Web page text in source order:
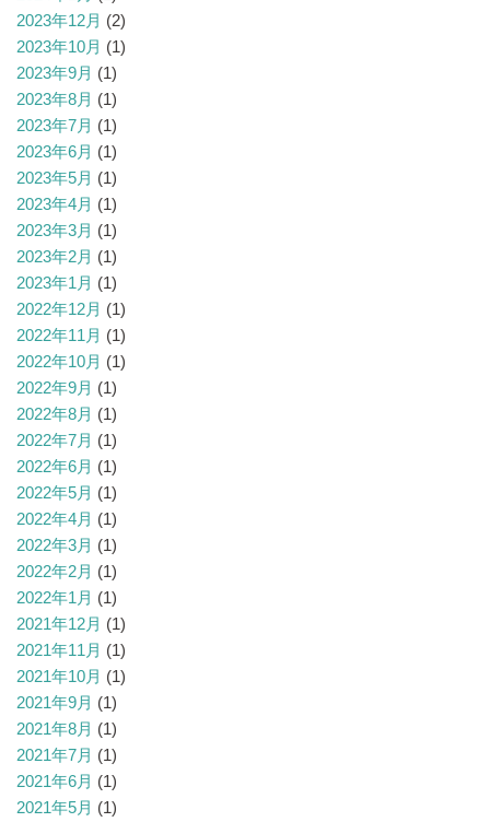
2023年12月 (2)
2023年10月 (1)
2023年9月 (1)
2023年8月 (1)
2023年7月 (1)
2023年6月 (1)
2023年5月 (1)
2023年4月 (1)
2023年3月 (1)
2023年2月 (1)
2023年1月 (1)
2022年12月 (1)
2022年11月 (1)
2022年10月 (1)
2022年9月 (1)
2022年8月 (1)
2022年7月 (1)
2022年6月 (1)
2022年5月 (1)
2022年4月 (1)
2022年3月 (1)
2022年2月 (1)
2022年1月 (1)
2021年12月 (1)
2021年11月 (1)
2021年10月 (1)
2021年9月 (1)
2021年8月 (1)
2021年7月 (1)
2021年6月 (1)
2021年5月 (1)